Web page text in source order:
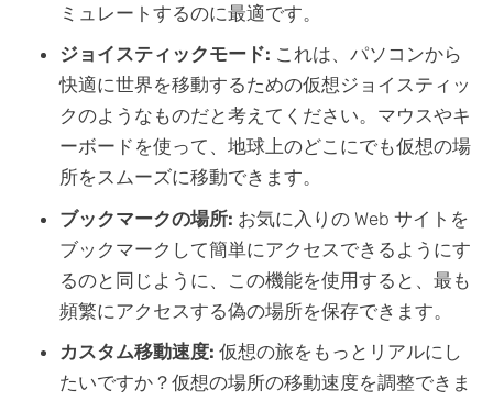
ミュレートするのに最適です。
ジョイスティックモード: これは、パソコンから
快適に世界を移動するための仮想ジョイスティッ
クのようなものだと考えてください。マウスやキ
ーボードを使って、地球上のどこにでも仮想の場
所をスムーズに移動できます。
ブックマークの場所: お気に入りの Web サイトを
ブックマークして簡単にアクセスできるようにす
るのと同じように、この機能を使用すると、最も
頻繁にアクセスする偽の場所を保存できます。
カスタム移動速度: 仮想の旅をもっとリアルにし
たいですか？仮想の場所の移動速度を調整できま